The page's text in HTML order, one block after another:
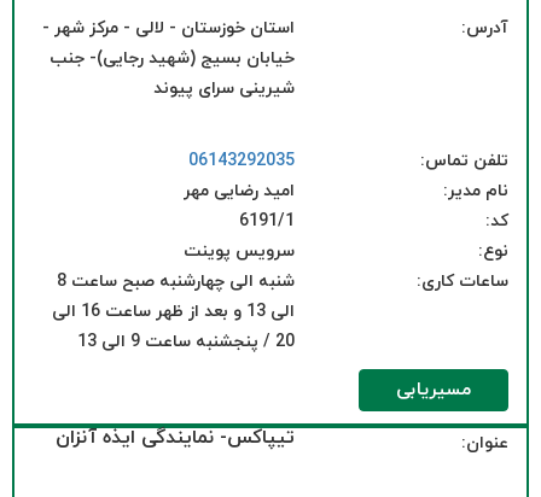
آدرس:
استان خوزستان - لالی - مرکز شهر -
خیابان بسیج (شهید رجایی)- جنب
شیرینی سرای پیوند
تلفن تماس:
06143292035
نام مدیر:
امید رضایی مهر
کد:
6191/1
نوع:
سرویس پوینت
ساعات کاری:
شنبه الی چهارشنبه صبح ساعت 8
الی 13 و بعد از ظهر ساعت 16 الی
20 / پنجشنبه ساعت 9 الی 13
مسیریابی
عنوان: تیپاکس- نمایندگی ایذه آنزان